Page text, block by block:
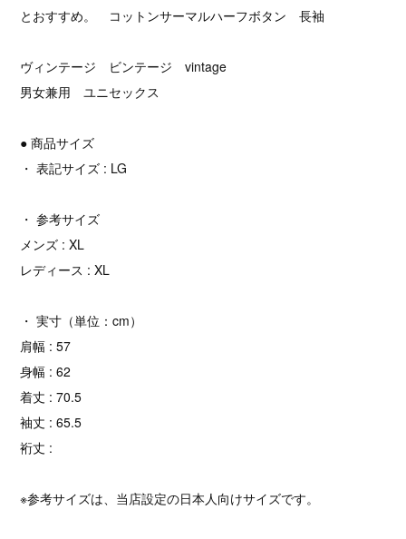
とおすすめ。 コットンサーマルハーフボタン 長袖
ヴィンテージ ビンテージ vintage
男女兼用 ユニセックス
● 商品サイズ
・ 表記サイズ : LG
・ 参考サイズ
メンズ : XL
レディース : XL
・ 実寸（単位：cm）
肩幅 : 57
身幅 : 62
着丈 : 70.5
袖丈 : 65.5
裄丈 :
※参考サイズは、当店設定の日本人向けサイズです。